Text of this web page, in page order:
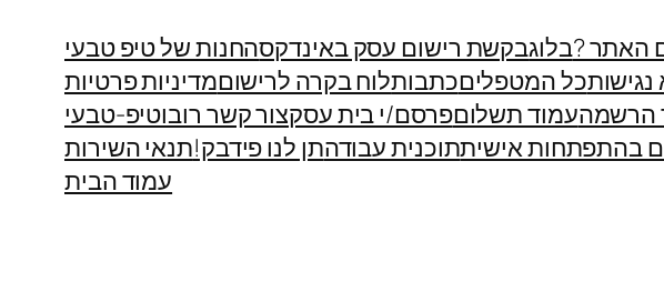
האתר ?בלוגבקשת רישום עסק באינדקסהחנות של טיפ טבעי
כל המטפליםכתבותלוח בקרה לרישוםמדיניות פרטיות
הרשמהעמוד תשלוםפרסם/י בית עסקצור קשר רובוטיפ-טבעי
בהתפתחות אישיתתוכנית עבודהתן לנו פידבק!תנאי השירות
עמוד הבית